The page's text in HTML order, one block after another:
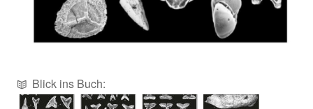
Blick ins Buch: